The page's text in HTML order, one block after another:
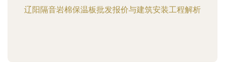
辽阳隔音岩棉保温板批发报价与建筑安装工程解析